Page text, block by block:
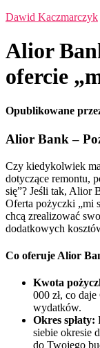
Dawid Kaczmarczyk
Alior
ofercie
Opublikowane
Alior Bank –
Czy kiedykolwiek
dotyczące remontu,
się”? Jeśli tak, Alior
Oferta pożyczki „mi
chcą zrealizować
dodatkowych
Co oferuje Alior
Kwota
000 zł, co
wydatków.
Okres spłaty:
siebie okresie
do Twojego